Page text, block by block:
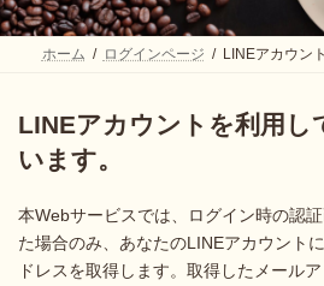
プ
動
ホーム ログインページ LINEアカウン
LINEアカウントを利用し
います。
本Webサービスでは、ログイン時の認
た場合のみ、あなたのLINEアカウント
ドレスを取得します。取得したメール